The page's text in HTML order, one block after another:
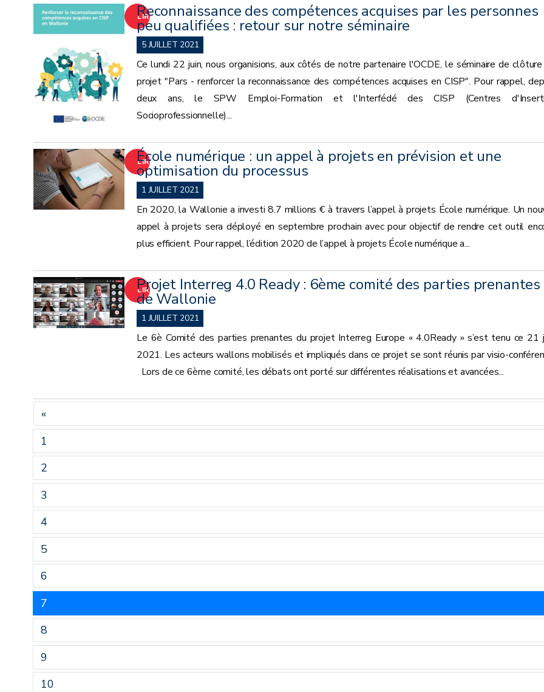
LIRE
LA
SUITE
Reconnaissance des compétences acquises par les personnes
peu qualifiées : retour sur notre séminaire
5 JUILLET 2021
Ce lundi 22 juin, nous organisions, aux côtés de notre partenaire l'OCDE, le séminaire de
projet "Pars - renforcer la reconnaissance des compétences acquises en CISP". Pour rappel,
deux ans, le SPW Emploi-Formation et l'Interfédé des CISP (Centres
Socioprofessionnelle)...
LIRE
LA
SUITE
École numérique : un appel à projets en prévision et une
optimisation du processus
1 JUILLET 2021
En 2020, la Wallonie a investi 8.7 millions € à travers l’appel à projets École numérique. Un
appel à projets sera déployé en septembre prochain avec pour objectif de rendre cet outil
plus efficient. Pour rappel, l’édition 2020 de l’appel à projets École numérique a...
LIRE
LA
SUITE
Projet Interreg 4.0 Ready : 6ème comité des parties prenantes
de Wallonie
1 JUILLET 2021
Le 6è Comité des parties prenantes du projet Interreg Europe « 4.0Ready » s’est tenu ce 21
2021. Les acteurs wallons mobilisés et impliqués dans ce projet se sont réunis par visio-
Lors de ce 6ème comité, les débats ont porté sur différentes réalisations et avancées...
«
1
2
3
4
5
6
7
8
9
10